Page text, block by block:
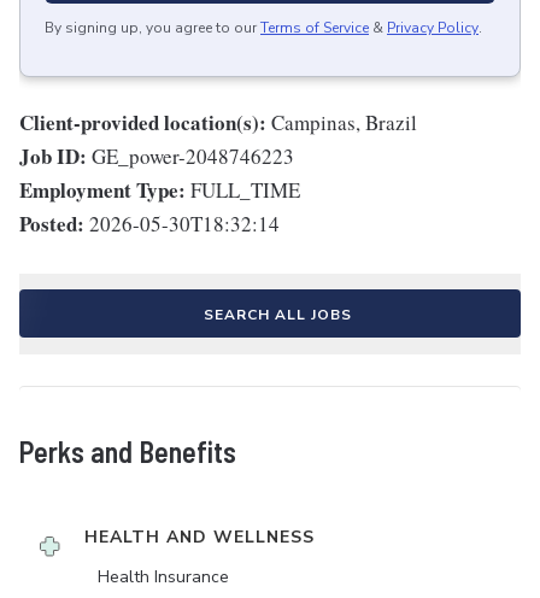
By signing up, you agree to ourTerms of Service & Privacy Policy.
Client-provided location(s): Campinas, Brazil
Job ID: GE_power-2048746223
Employment Type: FULL_TIME
Posted: 2026-05-30T18:32:14
SEARCH ALL JOBS
Perks and Benefits
HEALTH AND WELLNESS
Health Insurance